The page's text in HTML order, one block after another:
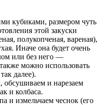
кубиками, размером чуть
этой закуски
полукопченая, вареная),
Иначе она будет очень
или без него —
можно использовать
далее).
и нарезаем
и колбаса.
и измельчаем чеснок (его